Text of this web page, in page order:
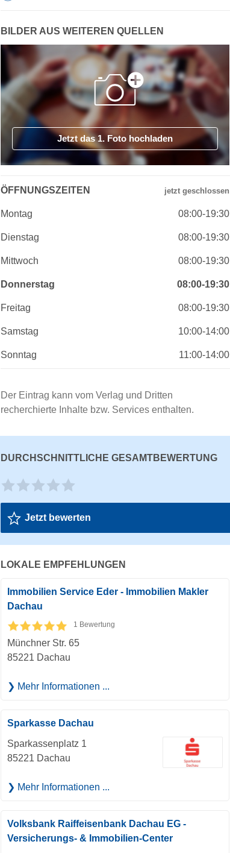
BILDER AUS WEITEREN QUELLEN
Jetzt das 1. Foto hochladen
ÖFFNUNGSZEITEN
Montag 08:00-19:30
Dienstag 08:00-19:30
Mittwoch 08:00-19:30
Donnerstag 08:00-19:30
Freitag 08:00-19:30
Samstag 10:00-14:00
Sonntag 11:00-14:00
Der Eintrag kann vom Verlag und Dritten
recherchierte Inhalte bzw. Services enthalten.
DURCHSCHNITTLICHE GESAMTBEWERTUNG
Jetzt bewerten
LOKALE EMPFEHLUNGEN
Immobilien Service Eder - Immobilien Makler
Dachau
1 Bewertung
Münchner Str. 65
85221 Dachau
Mehr Informationen ...
Sparkasse Dachau
Sparkassenplatz 1
85221 Dachau
Mehr Informationen ...
Volksbank Raiffeisenbank Dachau EG -
Versicherungs- & Immobilien-Center